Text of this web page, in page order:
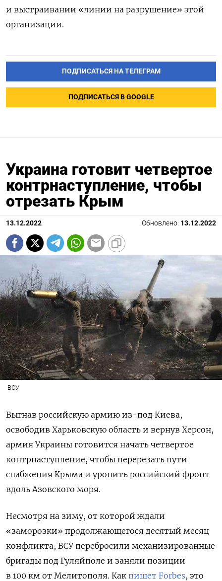
и выстраивании «линии на разрушение» этой
организации.
ПОДПИСАТЬСЯ НА ТЕЛЕГРАМ
ПОДПИСАТЬСЯ В GOOGLE
Украина готовит четвертое
контрнаступление, чтобы
отрезать Крым
13.12.2022 Обновлено: 13.12.2022
ВСУ
Выгнав российскую армию из-под Киева,
освободив Харьковскую область и вернув Херсон,
армия Украины готовится начать четвертое
контрнаступление, чтобы перерезать пути
снабжения Крыма и уронить российский фронт
вдоль Азовского моря.
Несмотря на зиму, от которой ждали
«заморозки» продолжающегося десятый месяц
конфликта, ВСУ перебросили механизированные
бригады под Гуляйполе и заняли позиции
в 100 км от Мелитополя. Как пишет Forbes, это